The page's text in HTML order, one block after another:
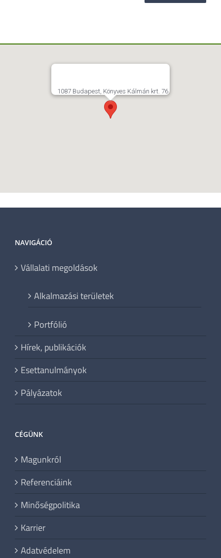
1087 Budapest, Könyves Kálmán krt. 76.
NAVIGÁCIÓ
Vállalati megoldások
Alkalmazási területek
Portfólió
Hírek, publikációk
Esettanulmányok
Pályázatok
CÉGÜNK
Magunkról
Referenciáink
Minőségpolitika
Karrier
Adatvédelem